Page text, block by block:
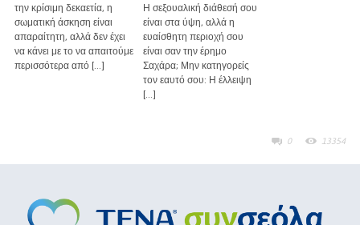
0 13354
την κρίσιμη δεκαετία, η
σωματική άσκηση είναι
απαραίτητη, αλλά δεν έχει
να κάνει με το να απαιτούμε
περισσότερα από […]
Η σεξουαλική διάθεσή σου
είναι στα ύψη, αλλά η
ευαίσθητη περιοχή σου
είναι σαν την έρημο
Σαχάρα; Μην κατηγορείς
τον εαυτό σου: Η έλλειψη
[…]